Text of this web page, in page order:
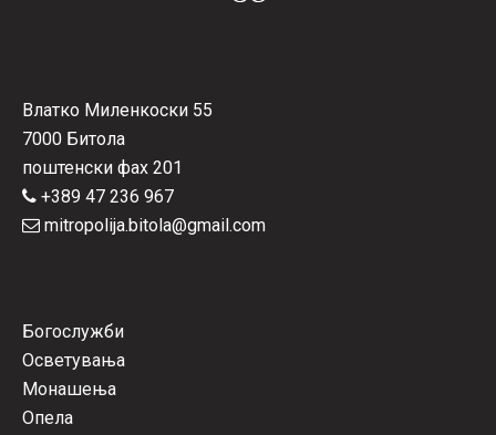
Влатко Миленкоски 55
7000 Битола
поштенски фах 201
+389 47 236 967
mitropolija.bitola@gmail.com
Богослужби
Осветувања
Монашења
Опела